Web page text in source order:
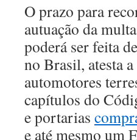
O prazo para
autuação da
poderá ser feita
no Brasil, atesta
automotores
capítulos do
e portarias
e até mesmo um